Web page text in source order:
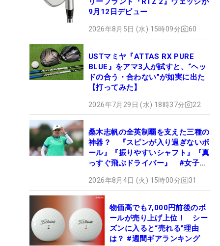
9月12日デビュー
2026年8月5日 (水) 15時09分 60
USTマミヤ『ATTAS RX PURE
BLUE』をアマ3人が試すと、“ヘッ
ドの合う・合わない”が如実に出た
【打ってみた】
2026年7月29日 (水) 18時37分 22
桑木志帆の全英制覇を支えた三種の
神器？ 『スピンが入り過ぎないボ
ール』『振りやすいシャフト』『真
っすぐ飛ぶドライバー』 #女子プ
2026年8月4日 (火) 15時00分 31
物価高でも7,000円前後のボ
ールが売り上げ上位！ シー
ズンに入ると“売れる”理由
は？ #週間ギアランキング